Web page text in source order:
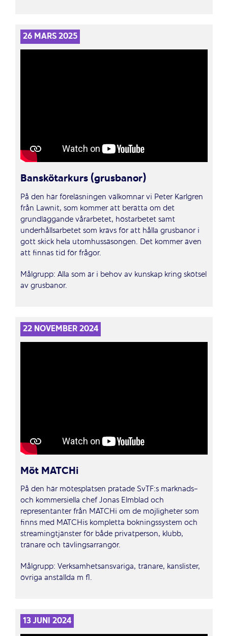
26 MARS 2025
Banskötarkurs (grusbanor)
På den här föreläsningen välkomnar vi Peter Karlgren
från Lawnit, som kommer att berätta om det
grundläggande vårarbetet, höstarbetet samt
underhållsarbetet som krävs för att hålla grusbanor i
gott skick hela utomhussäsongen. Det kommer även
att finnas tid för frågor.
Målgrupp: Alla som är i behov av kunskap kring skötsel
av grusbanor.
22 NOVEMBER 2024
Möt MATCHi
På den här mötesplatsen pratade SvTF:s marknads-
och kommersiella chef Jonas Elmblad och
representanter från MATCHi om de möjligheter som
finns med MATCHis kompletta bokningssystem och
streamingtjänster för både privatperson, klubb,
tränare och tävlingsarrangör.
Målgrupp: Verksamhetsansvariga, tränare, kanslister,
övriga anställda m fl.
13 JUNI 2024